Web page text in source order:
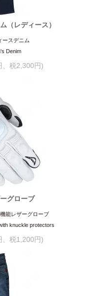
（レディース）
ースデニム
Denim
、税2,300円)
グローブ
能レザーグローブ
knuckle protectors
、税1,200円)